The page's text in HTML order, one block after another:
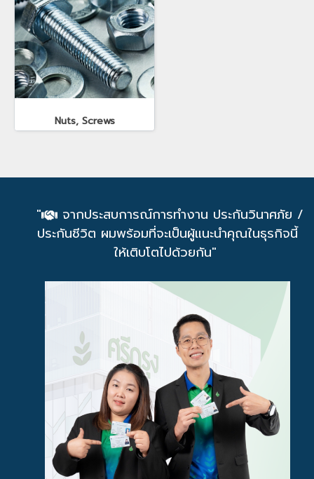
Nuts, Screws
"
จากประสบการณ์การทำงาน ประกันวินาศภัย /
ประกันชีวิต ผมพร้อมที่จะเป็นผู้แนะนำคุณในธุรกิจนี้
ให้เติบโตไปด้วยกัน"